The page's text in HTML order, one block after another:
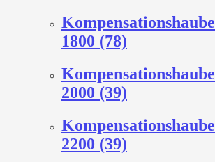
Kompensationshaube
1800 (78)
Kompensationshaube
2000 (39)
Kompensationshaube
2200 (39)